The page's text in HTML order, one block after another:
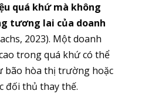
quá khứ mà không
tương lai của doanh
2023). Một doanh
trong quá khứ có thể
bão hòa thị trường hoặc
đối thủ thay thế.